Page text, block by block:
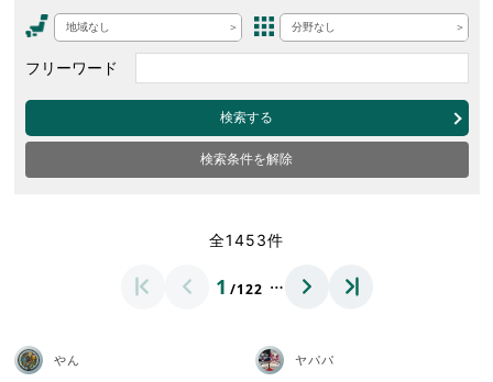
地域なし 分野なし
フリーワード
検索する
検索条件を解除
全1453件
1 /122 …
やん ヤパパ